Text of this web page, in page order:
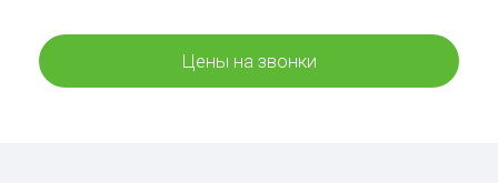
Цены на звонки